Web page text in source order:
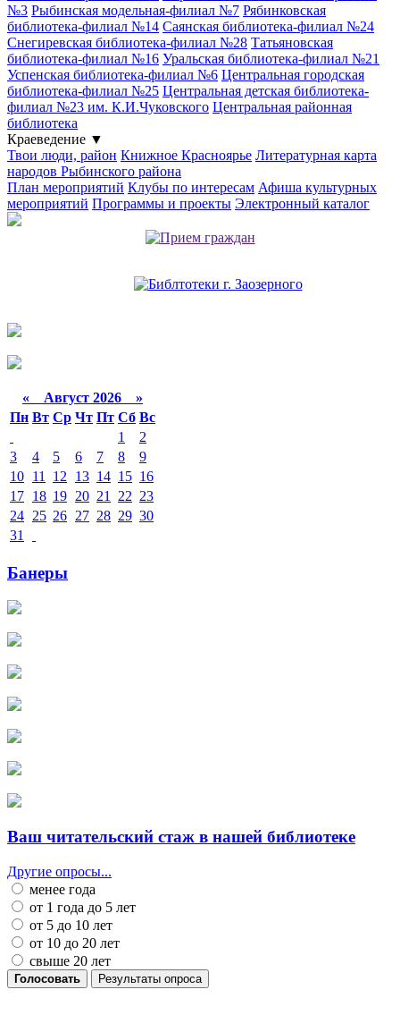
№3 Рыбинская модельная-филиал №7 Рябинковская
библиотека-филиал №14 Саянская библиотека-филиал №24
Снегиревская библиотека-филиал №28 Татьяновская
библиотека-филиал №16 Уральская библиотека-филиал №21
Успенская библиотека-филиал №6 Центральная городская
библиотека-филиал №25 Центральная детская библиотека-
филиал №23 им. К.И.Чуковского Центральная районная
библиотека
Краеведение ▼
Твои люди, район Книжное Красноярье Литературная карта
народов Рыбинского района
План мероприятий Клубы по интересам Афиша культурных
мероприятий Программы и проекты Электронный каталог
« Август 2026 »
Пн Вт Ср Чт Пт Сб Вс
1
2
3
4 5 6 7 8
9
10 11 12 13 14 15 16
17 18 19 20 21 22 23
24 25 26 27 28 29 30
31
Банеры
Ваш читательский стаж в нашей библиотеке
Другие опросы...
менее года
от 1 года до 5 лет
от 5 до 10 лет
от 10 до 20 лет
свыше 20 лет
Голосовать Результаты опроса